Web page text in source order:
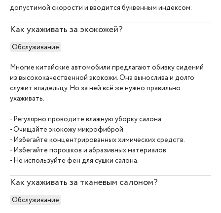
допустимой скорости и вводится буквенным индексом.
Как ухаживать за экокожей?
Обслуживание
Многие китайские автомобили предлагают обивку сидений
из высококачественной экокожи. Она вынослива и долго
служит владельцу. Но за ней всё же нужно правильно
ухаживать.
- Регулярно проводите влажную уборку салона.
- Очищайте экокожу микрофиброй.
- Избегайте концентрированных химических средств.
- Избегайте порошков и абразивных материалов.
- Не используйте фен для сушки салона.
Как ухаживать за тканевым салоном?
Обслуживание